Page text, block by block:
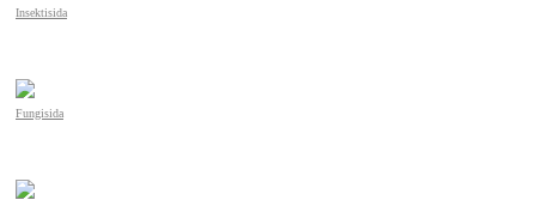
Insektisida
Fungisida